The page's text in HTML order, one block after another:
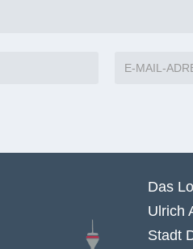
Das
Ulrich
Stadt